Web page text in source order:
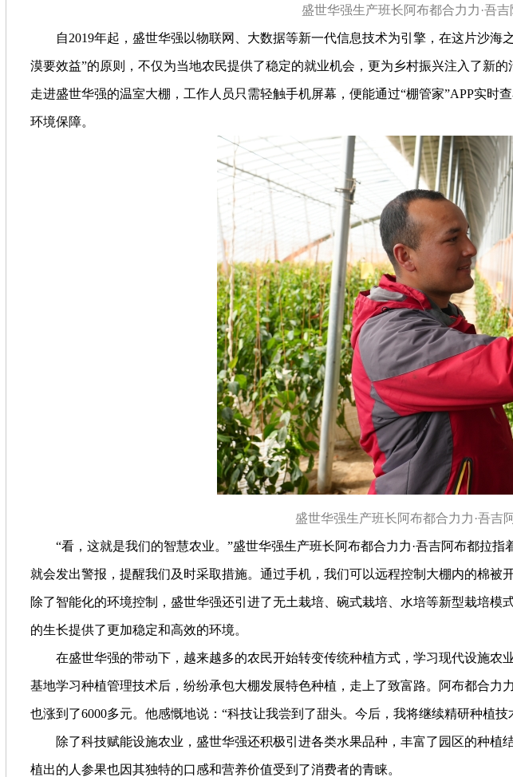
盛世华强生产班长阿布都合力力·吾
自2019年起，盛世华强以物联网、大数据等新一代信息技术为引擎，在这片沙海
漠要效益”的原则，不仅为当地农民提供了稳定的就业机会，更为乡村振兴注入了新的
走进盛世华强的温室大棚，工作人员只需轻触手机屏幕，便能通过“棚管家”APP实
环境保障。
盛世华强生产班长阿布都合力力·吾吉
“看，这就是我们的智慧农业。”盛世华强生产班长阿布都合力力·吾吉阿布都拉指
就会发出警报，提醒我们及时采取措施。通过手机，我们可以远程控制大棚内的棉被
除了智能化的环境控制，盛世华强还引进了无土栽培、碗式栽培、水培等新型栽培
的生长提供了更加稳定和高效的环境。
在盛世华强的带动下，越来越多的农民开始转变传统种植方式，学习现代设施农
基地学习种植管理技术后，纷纷承包大棚发展特色种植，走上了致富路。阿布都合
也涨到了6000多元。他感慨地说：“科技让我尝到了甜头。今后，我将继续精研种植
除了科技赋能设施农业，盛世华强还积极引进各类水果品种，丰富了园区的种植结
植出的人参果也因其独特的口感和营养价值受到了消费者的青睐。